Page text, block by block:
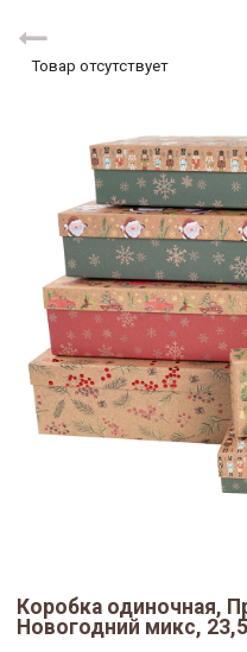
Товар отсутствует
Коробка одиночная,
Новогодний микс,